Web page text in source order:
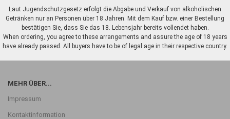
Laut Jugendschutzgesetz erfolgt die Abgabe und Verkauf von alkoholischen
Getränken nur an Personen über 18 Jahren. Mit dem Kauf bzw. einer Bestellung
bestätigen Sie, dass Sie das 18. Lebensjahr bereits vollendet haben.
When ordering, you agree to these arrangements and assure the age of 18 years
have already passed. All buyers have to be of legal age in their respective country.
MEHR ÜBER...
Impressum
Kontaktinformation